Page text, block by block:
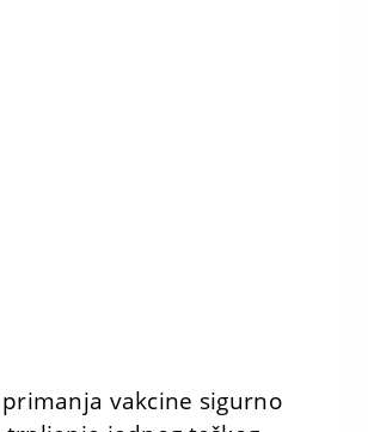
vakcine sigurno